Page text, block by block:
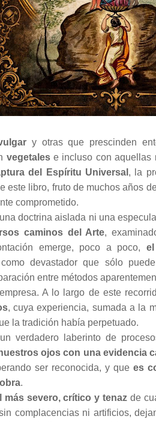
y otras que prescinden
vegetalese incluso con aquellas
del Espíritu Universal , la
este libro, fruto de muchos años
comprometido.
doctrina aislada ni una
caminos del Arte,
emerge, poco a poco,
devastador que sólo
entre métodos
A lo largo de este
, cuya experiencia, sumada a la
la tradición había perpetuado.
verdadero laberinto de
ojos con una evidencia
ser reconocida, y que es
.
más severo, crítico y tenaz de
complacencias ni artificios,